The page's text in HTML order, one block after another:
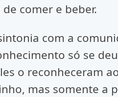
comer e beber.
com a
só se
o reconheceram
mas somente a